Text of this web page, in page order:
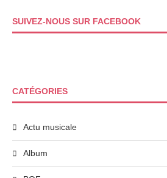
SUIVEZ-NOUS SUR FACEBOOK
CATÉGORIES
Actu musicale
Album